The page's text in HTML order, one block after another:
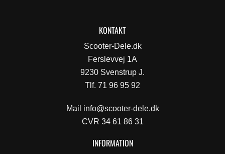
KONTAKT
Scooter-Dele.dk
Ferslevvej 1A
9230 Svenstrup J.
Tlf. 71 96 95 92
Mail info@scooter-dele.dk
CVR 34 61 86 31
INFORMATION